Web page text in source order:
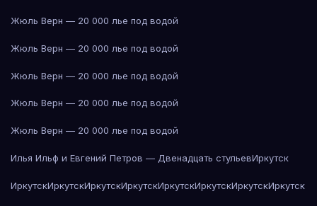
Жюль Верн — 20 000 лье под водой
Жюль Верн — 20 000 лье под водой
Жюль Верн — 20 000 лье под водой
Жюль Верн — 20 000 лье под водой
Жюль Верн — 20 000 лье под водой
Илья Ильф и Евгений Петров — Двенадцать стульевИркутск
ИркутскИркутскИркутскИркутскИркутскИркутскИркутскИркутск